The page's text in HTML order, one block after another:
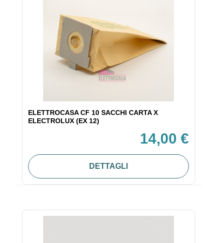
ELETTROCASA CF 10 SACCHI CARTA X
ELECTROLUX (EX 12)
14,00 €
DETTAGLI